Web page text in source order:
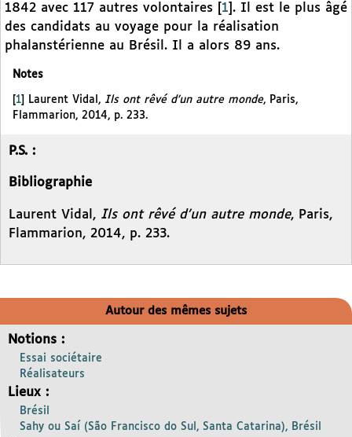
1842 avec 117 autres volontaires
1 . Il est le plus âgé
des candidats au voyage pour la réalisation
phalanstérienne au Brésil. Il a alors 89 ans.
Notes
1 Laurent Vidal, Ils ont rêvé d’un autre monde, Paris,
Flammarion, 2014, p. 233.
P.S. :
Bibliographie
Laurent Vidal, Ils ont rêvé d’un autre monde, Paris,
Flammarion, 2014, p. 233.
Autour des mêmes sujets
Notions :
Essai sociétaire
Réalisateurs
Lieux :
Brésil
Sahy ou Saí (São Francisco do Sul, Santa Catarina), Brésil